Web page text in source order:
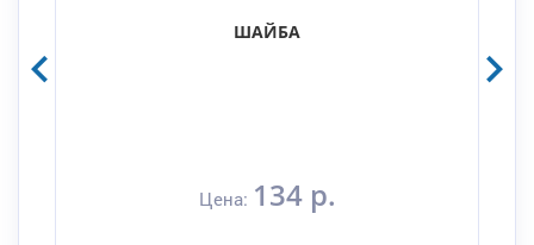
ШАЙБА
Цена: 134 р.